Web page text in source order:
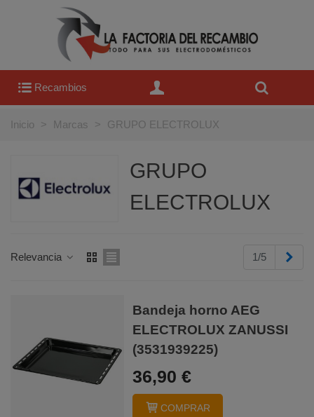
Recambios
Inicio > Marcas > GRUPO ELECTROLUX
GRUPO
ELECTROLUX
Relevancia 1/5
Bandeja horno AEG
ELECTROLUX ZANUSSI
(3531939225)
36,90 €
COMPRAR